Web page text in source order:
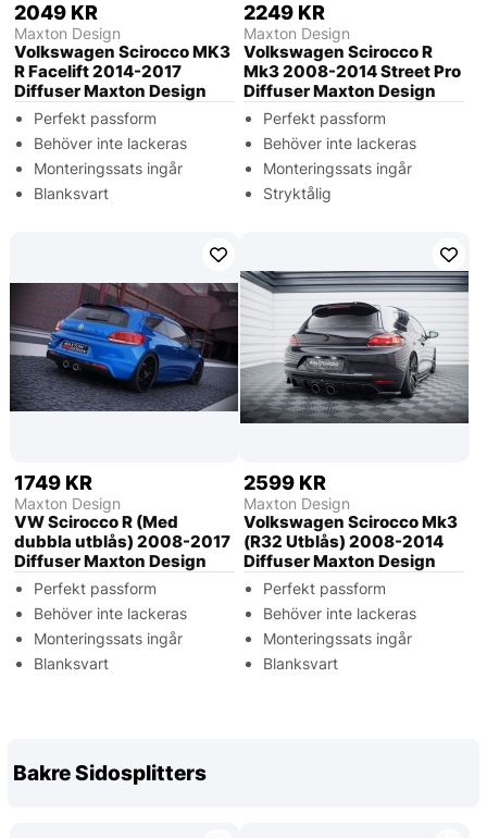
2049 KR
Maxton Design
Volkswagen Scirocco MK3
R Facelift 2014-2017
Diffuser Maxton Design
Perfekt passform
Behöver inte lackeras
Monteringssats ingår
Blanksvart
2249 KR
Maxton Design
Volkswagen Scirocco R
Mk3 2008-2014 Street Pro
Diffuser Maxton Design
Perfekt passform
Behöver inte lackeras
Monteringssats ingår
Stryktålig
1749 KR
Maxton Design
VW Scirocco R (Med
dubbla utblås) 2008-2017
Diffuser Maxton Design
Perfekt passform
Behöver inte lackeras
Monteringssats ingår
Blanksvart
2599 KR
Maxton Design
Volkswagen Scirocco Mk3
(R32 Utblås) 2008-2014
Diffuser Maxton Design
Perfekt passform
Behöver inte lackeras
Monteringssats ingår
Blanksvart
Bakre Sidosplitters